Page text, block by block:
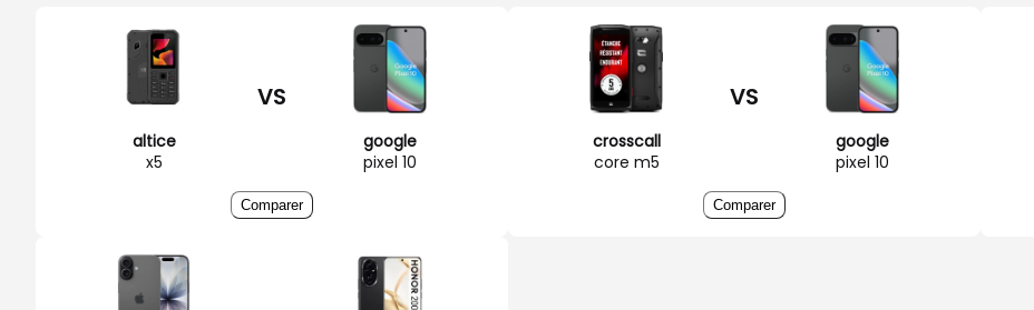
altice
x5
VS
google
pixel 10
Comparer
crosscall
core m5
VS
google
pixel 10
Comparer